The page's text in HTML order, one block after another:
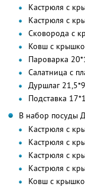
Кастрюля с
Кастрюля с
Сковорода с
Ковш с
Пароварка
Салатница с
Дуршлаг
Подставка
В набор посуды
Кастрюля с
Кастрюля с
Кастрюля с
Кастрюля с
Ковш с